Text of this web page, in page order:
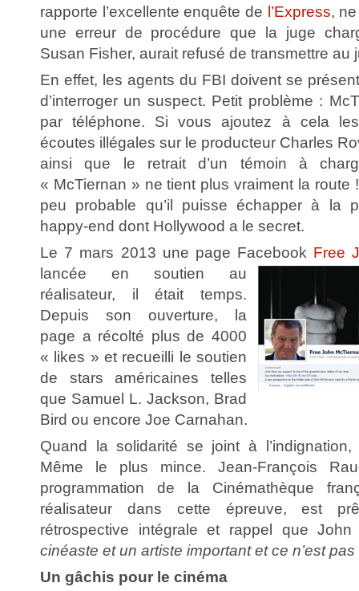
rapporte l’excellente enquête de l’Express,
une erreur de procédure que la juge
Susan Fisher, aurait refusé de transmettre au
En effet, les agents du FBI doivent se
d’interroger un suspect. Petit problème :
par téléphone. Si vous ajoutez à cela
écoutes illégales sur le producteur Charles
ainsi que le retrait d’un témoin à
« McTiernan » ne tient plus vraiment la route
peu probable qu’il puisse échapper à la
happy-end dont Hollywood a le secret.
Le 7 mars 2013 une page Facebook Free
lancée en soutien au
réalisateur, il était temps.
Depuis son ouverture, la
page a récolté plus de 4000
« likes » et recueilli le soutien
de stars américaines telles
que Samuel L. Jackson, Brad
Bird ou encore Joe Carnahan.
Quand la solidarité se joint à
Même le plus mince. Jean-François
programmation de la Cinémathèque
réalisateur dans cette épreuve, est
rétrospective intégrale et rappel que
cinéaste et un artiste important et ce n’est
Un gâchis pour le cinéma